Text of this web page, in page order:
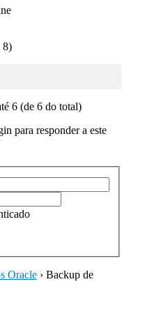
8)
6 (de 6 do total)
para responder a este
Oracle › Backup de